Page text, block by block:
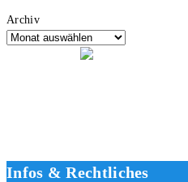
Archiv
Infos & Rechtliches